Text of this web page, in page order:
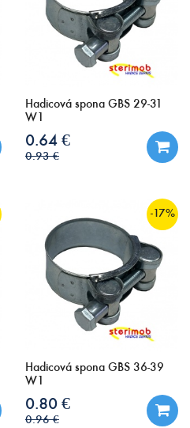
Hadicová spona GBS 29-31
W1
0.64 €
0.93 €
-17%
Hadicová spona GBS 36-39
W1
0.80 €
0.96 €